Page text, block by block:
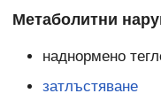
Метаболитни
наднормено
затлъстяване